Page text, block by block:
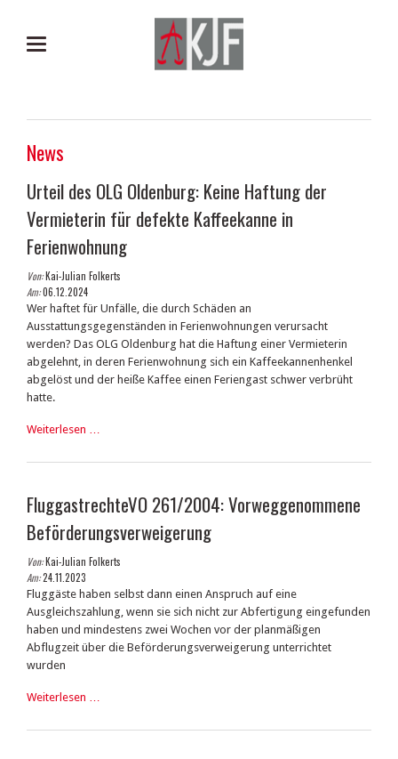
News
Urteil des OLG Oldenburg: Keine Haftung der
Vermieterin für defekte Kaffeekanne in
Ferienwohnung
Von:Kai-Julian Folkerts
Am:06.12.2024
Wer haftet für Unfälle, die durch Schäden an
Ausstattungsgegenständen in Ferienwohnungen verursacht
werden? Das OLG Oldenburg hat die Haftung einer Vermieterin
abgelehnt, in deren Ferienwohnung sich ein Kaffeekannenhenkel
abgelöst und der heiße Kaffee einen Feriengast schwer verbrüht
hatte.
Weiterlesen …
OLG
Keine
der
defekte
Kaffeekanne
in
Ferienwohnung
FluggastrechteVO 261/2004: Vorweggenommene
Beförderungsverweigerung
Von:Kai-Julian Folkerts
Am:24.11.2023
Fluggäste haben selbst dann einen Anspruch auf eine
Ausgleichszahlung, wenn sie sich nicht zur Abfertigung eingefunden
haben und mindestens zwei Wochen vor der planmäßigen
Abflugzeit über die Beförderungsverweigerung unterrichtet
wurden
Weiterlesen …
Vorweggenommene